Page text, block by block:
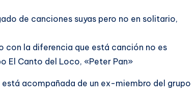
de canciones suyas pero no en solitario,
con la diferencia que está canción no es
El Canto del Loco, «Peter Pan»
acompañada de un ex-miembro del grupo